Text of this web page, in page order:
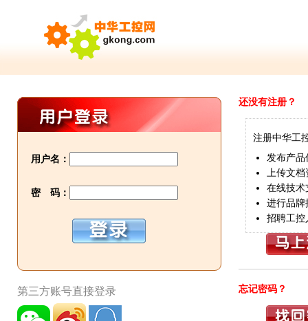
用户名：
密 码：
第三方账号直接登录
还没有注册？
注册中华工
发布产品
上传文档
在线技术
进行品牌
招聘工控
忘记密码？